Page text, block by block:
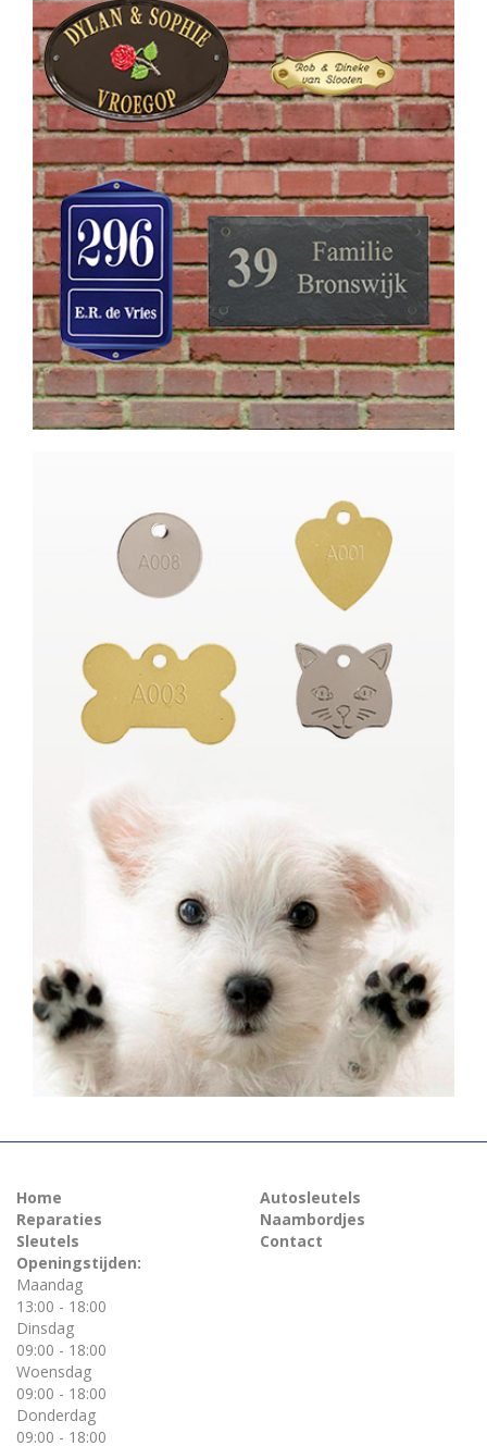
Home
Reparaties
Sleutels
Autosleutels
Naambordjes
Contact
Openingstijden:
Maandag
13:00 - 18:00
Dinsdag
09:00 - 18:00
Woensdag
09:00 - 18:00
Donderdag
09:00 - 18:00